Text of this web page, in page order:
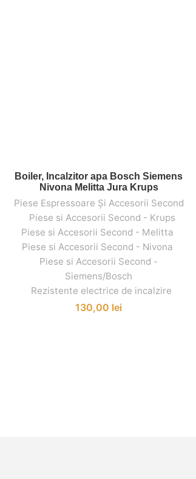
ADAUGĂ ÎN COȘ
Boiler, Incalzitor apa Bosch Siemens
Nivona Melitta Jura Krups
Piese Espressoare Și Accesorii Second
Piese si Accesorii Second - Krups
Piese si Accesorii Second - Melitta
Piese si Accesorii Second - Nivona
Piese si Accesorii Second -
Siemens/Bosch
Rezistente electrice de incalzire
130,00 lei